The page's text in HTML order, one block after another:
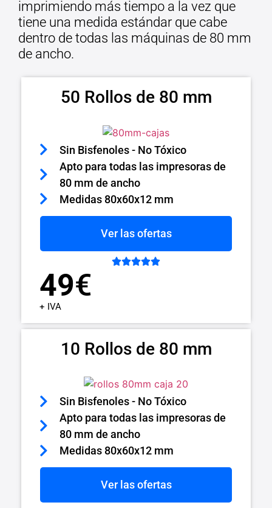
imprimiendo más tiempo a la vez que
tiene una medida estándar que cabe
dentro de todas las máquinas de 80 mm
de ancho.
50 Rollos de 80 mm
Sin Bisfenoles - No Tóxico
Apto para todas las impresoras de
80 mm de ancho
Medidas 80x60x12 mm
Ver las ofertas

49€
+ IVA
10 Rollos de 80 mm
Sin Bisfenoles - No Tóxico
Apto para todas las impresoras de
80 mm de ancho
Medidas 80x60x12 mm
Ver las ofertas